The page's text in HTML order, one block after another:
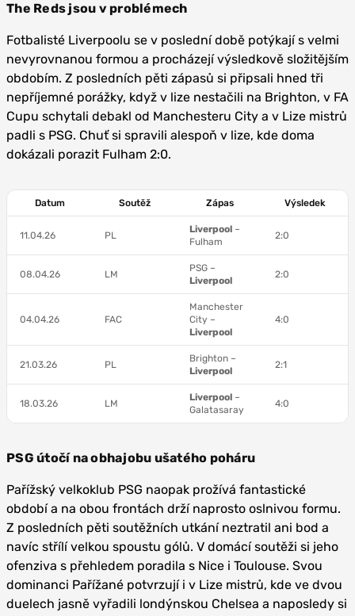
The Reds jsou v problémech
Fotbalisté Liverpoolu se v poslední době potýkají s velmi
nevyrovnanou formou a procházejí výsledkově složitějším
obdobím. Z posledních pěti zápasů si připsali hned tři
nepříjemné porážky, když v lize nestačili na Brighton, v FA
Cupu schytali debakl od Manchesteru City a v Lize mistrů
padli s PSG. Chuť si spravili alespoň v lize, kde doma
dokázali porazit Fulham 2:0.
Datum Soutěž Zápas Výsledek
11.04.26 PL
Liverpool –
Fulham
2:0
08.04.26 LM
PSG –
Liverpool
2:0
04.04.26 FAC
Manchester
City –
Liverpool
4:0
21.03.26 PL
Brighton –
Liverpool
2:1
18.03.26 LM
Liverpool –
Galatasaray
4:0
PSG útočí na obhajobu ušatého poháru
Pařížský velkoklub PSG naopak prožívá fantastické
období a na obou frontách drží naprosto oslnivou formu.
Z posledních pěti soutěžních utkání neztratil ani bod a
navíc střílí velkou spoustu gólů. V domácí soutěži si jeho
ofenziva s přehledem poradila s Nice i Toulouse. Svou
dominanci Pařížané potvrzují i v Lize mistrů, kde ve dvou
duelech jasně vyřadili londýnskou Chelsea a naposledy si